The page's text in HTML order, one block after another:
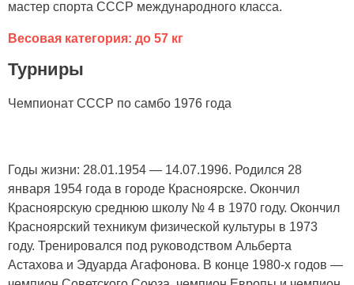
мастер спорта СССР международного класса.
Весовая категория: до 57 кг
Турниры
Чемпионат СССР по самбо 1976 года
Годы жизни: 28.01.1954 — 14.07.1996. Родился 28
января 1954 года в городе Красноярске. Окончил
Красноярскую среднюю школу № 4 в 1970 году. Окончил
Красноярский техникум физической культуры в 1973
году. Тренировался под руководством Aльберта
Астахова и Эдуарда Агафонова. В конце 1980-х годов —